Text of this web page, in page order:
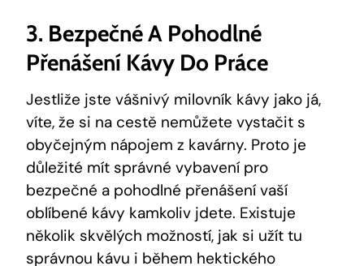
3. Bezpečné A Pohodlné
Přenášení Kávy Do Práce
Jestliže jste vášnivý milovník kávy jako já,
víte, že si na cestě nemůžete vystačit s
obyčejným nápojem z kavárny. Proto je
důležité mít správné vybavení pro
bezpečné a pohodlné přenášení vaší
oblíbené kávy kamkoliv jdete. Existuje
několik skvělých možností, jak si užít tu
správnou kávu i během hektického